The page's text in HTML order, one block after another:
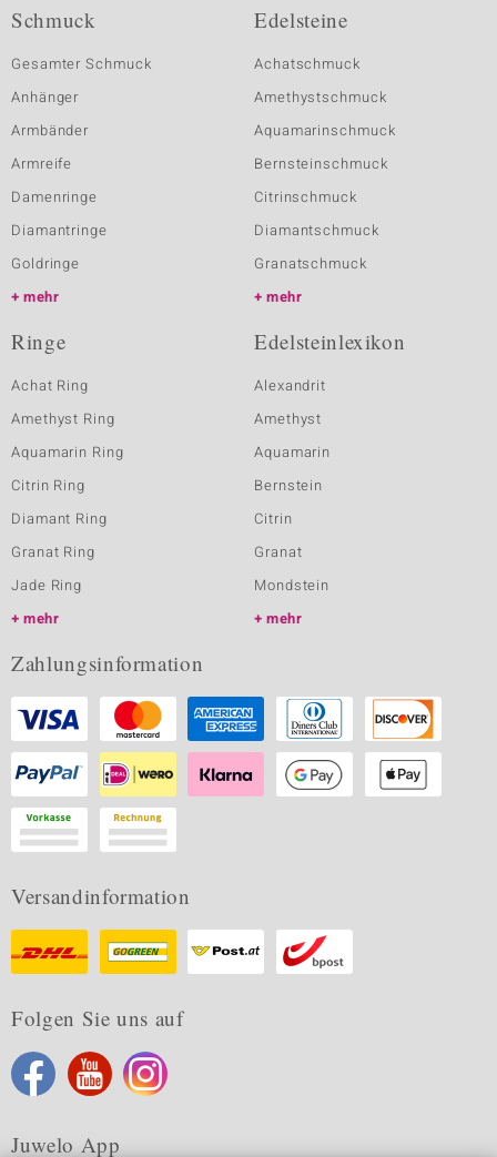
Schmuck
Gesamter Schmuck
Anhänger
Armbänder
Armreife
Damenringe
Diamantringe
Goldringe
mehr
Edelsteine
Achatschmuck
Amethystschmuck
Aquamarinschmuck
Bernsteinschmuck
Citrinschmuck
Diamantschmuck
Granatschmuck
mehr
Ringe
Achat Ring
Amethyst Ring
Aquamarin Ring
Citrin Ring
Diamant Ring
Granat Ring
Jade Ring
mehr
Edelsteinlexikon
Alexandrit
Amethyst
Aquamarin
Bernstein
Citrin
Granat
Mondstein
mehr
Zahlungsinformation
Versandinformation
Folgen Sie uns auf
Juwelo App